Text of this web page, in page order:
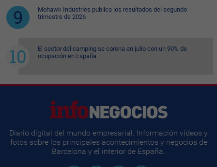
Mohawk Industries publica los resultados del segundo
trimestre de 2026
El sector del camping se corona en julio con un 90% de
ocupación en España
Diario digital del mundo empresarial. Información videos y
fotos sobre los principales acontecimientos y negocios de
Barcelona y el interior de España.